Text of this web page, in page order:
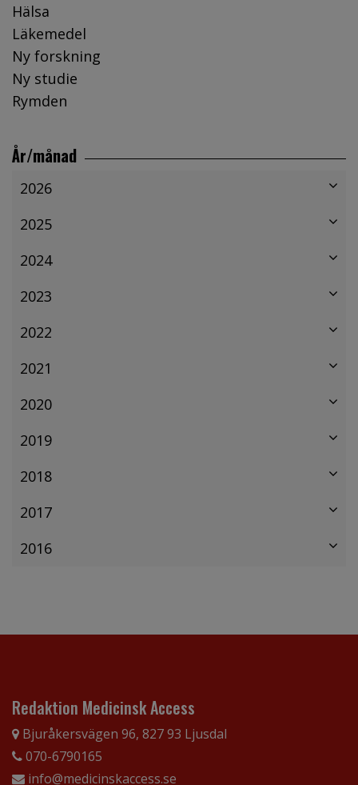
Hälsa
Läkemedel
Ny forskning
Ny studie
Rymden
År/månad
2026
2025
2024
2023
2022
2021
2020
2019
2018
2017
2016
Redaktion Medicinsk Access
Bjuråkersvägen 96, 827 93 Ljusdal
070-6790165
info@medicinskaccess.se